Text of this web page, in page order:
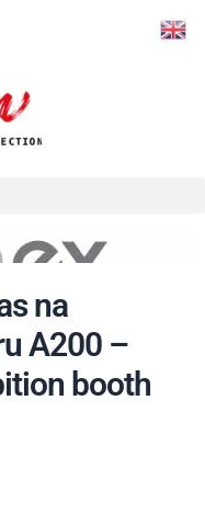
na
A200 –
booth